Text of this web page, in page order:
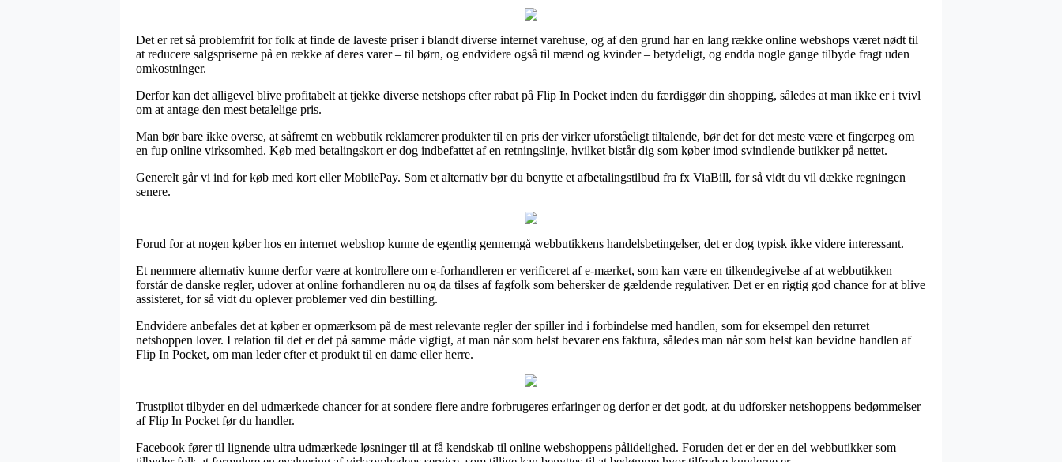
Det er ret så problemfrit for folk at finde de laveste priser i blandt diverse internet varehuse, og af den grund har en lang række online webshops været nødt til
at reducere salgspriserne på en række af deres varer – til børn, og endvidere også til mænd og kvinder – betydeligt, og endda nogle gange tilbyde fragt uden
omkostninger.
Derfor kan det alligevel blive profitabelt at tjekke diverse netshops efter rabat på Flip In Pocket inden du færdiggør din shopping, således at man ikke er i tvivl
om at antage den mest betalelige pris.
Man bør bare ikke overse, at såfremt en webbutik reklamerer produkter til en pris der virker uforståeligt tiltalende, bør det for det meste være et fingerpeg om
en fup online virksomhed. Køb med betalingskort er dog indbefattet af en retningslinje, hvilket bistår dig som køber imod svindlende butikker på nettet.
Generelt går vi ind for køb med kort eller MobilePay. Som et alternativ bør du benytte et afbetalingstilbud fra fx ViaBill, for så vidt du vil dække regningen
senere.
Forud for at nogen køber hos en internet webshop kunne de egentlig gennemgå webbutikkens handelsbetingelser, det er dog typisk ikke videre interessant.
Et nemmere alternativ kunne derfor være at kontrollere om e-forhandleren er verificeret af e-mærket, som kan være en tilkendegivelse af at webbutikken
forstår de danske regler, udover at online forhandleren nu og da tilses af fagfolk som behersker de gældende regulativer. Det er en rigtig god chance for at blive
assisteret, for så vidt du oplever problemer ved din bestilling.
Endvidere anbefales det at køber er opmærksom på de mest relevante regler der spiller ind i forbindelse med handlen, som for eksempel den returret
netshoppen lover. I relation til det er det på samme måde vigtigt, at man når som helst bevarer ens faktura, således man når som helst kan bevidne handlen af
Flip In Pocket, om man leder efter et produkt til en dame eller herre.
Trustpilot tilbyder en del udmærkede chancer for at sondere flere andre forbrugeres erfaringer og derfor er det godt, at du udforsker netshoppens bedømmelser
af Flip In Pocket før du handler.
Facebook fører til lignende ultra udmærkede løsninger til at få kendskab til online webshoppens pålidelighed. Foruden det er der en del webbutikker som